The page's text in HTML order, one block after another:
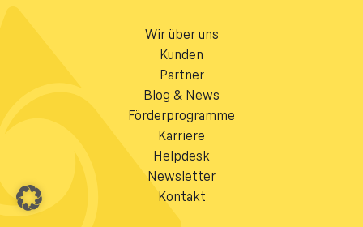
Wir über uns
Kunden
Partner
Blog & News
Förderprogramme
Karriere
Helpdesk
Newsletter
Kontakt